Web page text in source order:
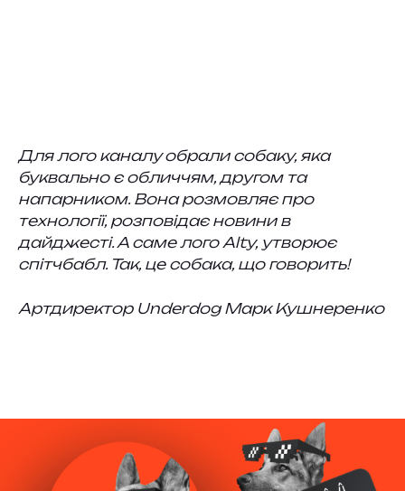
Для лого каналу обрали собаку, яка
буквально є обличчям, другом та
напарником. Вона розмовляє про
технології, розповідає новини в
дайджесті. А саме лого Alty, утворює
спітчбабл. Так, це собака, що говорить!
Артдиректор Underdog Марк Кушнеренко